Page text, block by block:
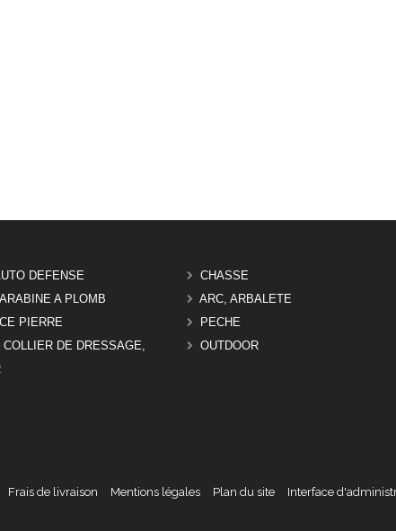
DEFENSE
CHASSE
A PLOMB
ARC, ARBALETE
PIERRE
PECHE
DE DRESSAGE,
OUTDOOR
Frais de livraison Mentions légales Plan du site Interface